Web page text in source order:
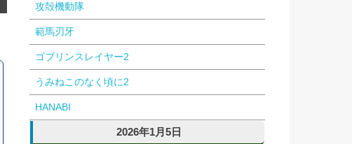
攻殻機動隊
範馬刃牙
ゴブリンスレイヤー2
うみねこのなく頃に2
HANABI
2026年1月5日